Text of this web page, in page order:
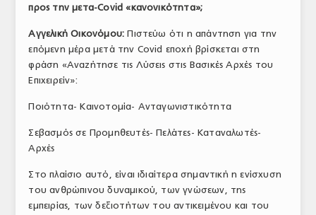
προς την μετα-Covid «κανονικότητα»;
Αγγελική Οικονόμου:Πιστεύω ότι η απάντηση για την
επόμενη μέρα μετά την Covid εποχή βρίσκεται στη
φράση «Αναζήτησε τις Λύσεις στις Βασικές Αρχές του
Επιχειρείν»:
Ποιότητα- Καινοτομία- Ανταγωνιστικότητα
Σεβασμός σε Προμηθευτές- Πελάτες- Καταναλωτές-
Αρχές
Στο πλαίσιο αυτό, είναι ιδιαίτερα σημαντική η ενίσχυση
του ανθρώπινου δυναμικού, των γνώσεων, της
εμπειρίας, των δεξιοτήτων του αντικειμένου και του